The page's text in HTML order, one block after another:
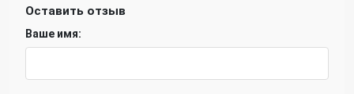
Оставить отзыв
Ваше имя: